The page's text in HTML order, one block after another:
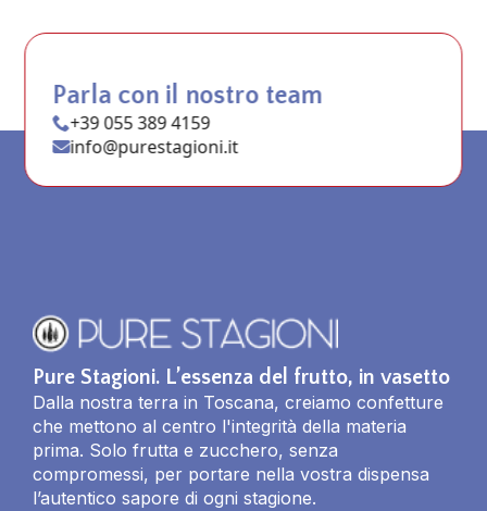
Pure Stagioni. L’essenza del frutto, in vasetto
Dalla nostra terra in Toscana, creiamo confetture
che mettono al centro l'integrità della materia
prima. Solo frutta e zucchero, senza
compromessi, per portare nella vostra dispensa
l’autentico sapore di ogni stagione.
Parla con il nostro team
+39 055 389 4159
info@purestagioni.it